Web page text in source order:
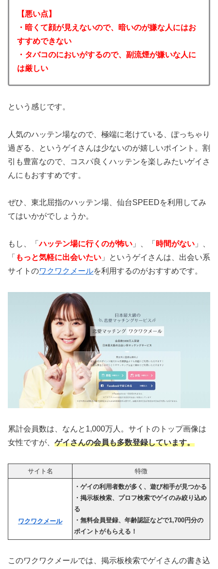
【悪い点】
・暗くて顔が見えないので、暗いのが嫌な人にはお
すすめできない
・タバコのにおいがするので、副流煙が嫌いな人に
は厳しい
という感じです。
人気のハッテン場なので、極端に老けている、ぽっちゃり
過ぎる、というゲイさんは少ないのが嬉しいポイント。割
引も豊富なので、コスパ良くハッテンを楽しみたいゲイさ
んにもおすすめです。
ぜひ、東北屈指のハッテン場、仙台SPEEDを利用してみ
てはいかがでしょうか。
もし、「ハッテン場に行くのが怖い 」、「 時間がない 」、
「 もっと気軽に出会いたい 」というゲイさんは、出会い系
サイトのワクワクメールを利用するのがおすすめです。
累計会員数は、なんと1,000万人。サイトのトップ画像は
女性ですが、 ゲイさんの会員も多数登録しています。
サイト名 特徴
ワクワクメール
・ゲイの利用者数が多く、遊び相手が見つかる
・掲示板検索、プロフ検索でゲイのみ絞り込め
る
・無料会員登録、年齢認証などで1,700円分の
ポイントがもらえる！
このワクワクメールでは、掲示板検索でゲイ さんの書き込